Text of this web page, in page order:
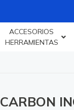
ACCESORIOS
HERRAMIENTAS